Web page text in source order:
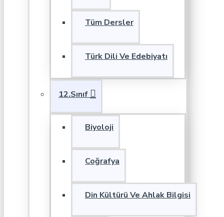
Tüm Dersler
Türk Dili Ve Edebiyatı
12.Sınıf
Biyoloji
Coğrafya
Din Kültürü Ve Ahlak Bilgisi